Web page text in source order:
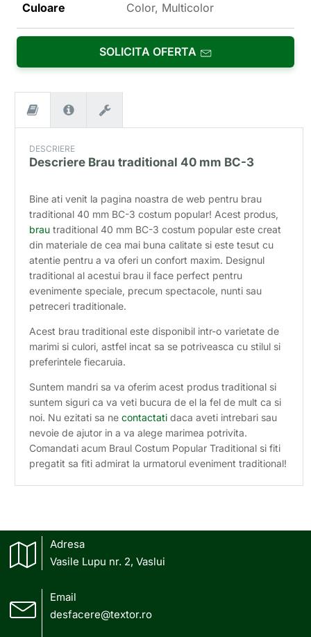
Culoare Color, Multicolor
SOLICITA OFERTA
DESCRIERE
Descriere Brau traditional 40 mm BC-3
Bine ati venit la pagina noastra de web pentru brau
traditional 40 mm BC-3 costum popular! Acest produs,
brau traditional 40 mm BC-3 costum popular este creat
din materiale de cea mai buna calitate si este tesut cu
atentie pentru a va oferi un confort maxim. Designul
traditional al acestui brau il face perfect pentru
evenimente speciale, precum spectacole, nunti sau
petreceri traditionale.
Acest brau traditional este disponibil intr-o varietate de
marimi si culori, astfel incat sa se potriveasca cu stilul si
preferintele fiecaruia.
Suntem mandri sa va oferim acest produs traditional si
suntem siguri ca va veti bucura de el la fel de mult ca si
noi. Nu ezitati sa necontactati daca aveti intrebari sau
nevoie de ajutor in a va alege marimea potrivita.
Comandati acum Braul Costum Popular Traditional si fiti
pregatit sa fiti admirat la urmatorul eveniment traditional!
Adresa
Vasile Lupu nr. 2, Vaslui
Email
desfacere@textor.ro